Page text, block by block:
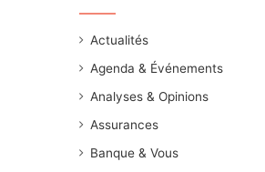
Actualités
Agenda & Événements
Analyses & Opinions
Assurances
Banque & Vous